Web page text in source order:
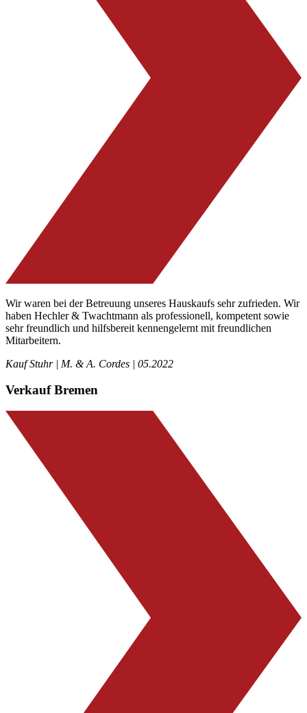
Wir waren bei der Betreuung unseres Hauskaufs sehr zufrieden. Wir
haben Hechler & Twachtmann als professionell, kompetent sowie
sehr freundlich und hilfsbereit kennengelernt mit freundlichen
Mitarbeitern.
Kauf Stuhr | M. & A. Cordes | 05.2022
Verkauf Bremen